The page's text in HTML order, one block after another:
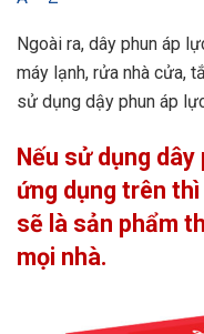
Ngoài ra, dây phun áp
máy lạnh, rửa nhà cửa,
sử dụng dậy phun áp
Nếu sử dụng
ứng dụng trên thì
sẽ là sản phẩm
mọi nhà.